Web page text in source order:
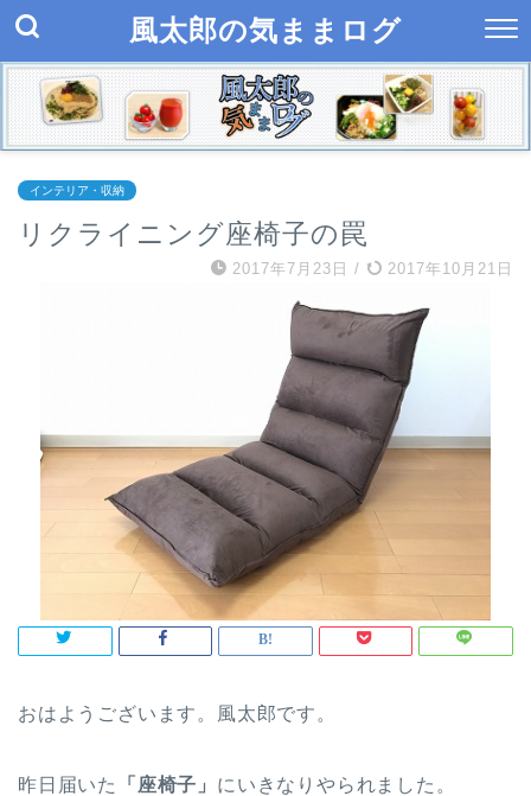
風太郎の気ままログ
インテリア・収納
リクライニング座椅子の罠
2017年7月23日 / 2017年10月21日
おはようございます。風太郎です。
昨日届いた 「座椅子」 にいきなりやられました。